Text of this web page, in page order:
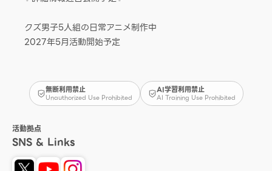
クズ男子5人組の日常アニメ制作中
2027年5月活動開始予定
無断利用禁止
Unauthorized Use Prohibited
AI学習利用禁止
AI Training Use Prohibited
活動拠点
SNS & Links